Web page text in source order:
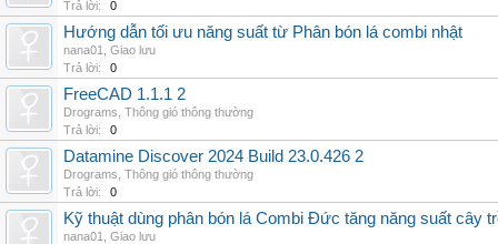
Trả lời:
0
Hướng dẫn tối ưu năng suất từ Phân bón lá combi nhật
nana01
Giao lưu
Trả lời:
0
FreeCAD 1.1.1 2
Drograms Thông gió thông thường
Trả lời:
0
Datamine Discover 2024 Build 23.0.426 2
Drograms Thông gió thông thường
Trả lời:
0
Kỹ thuật dùng phân bón lá Combi Đức tăng năng suất cây
nana01
Giao lưu